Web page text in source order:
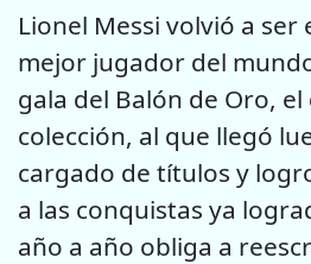
Lionel Messi volvió a ser
mejor jugador del
gala del Balón de Oro,
colección, al que llegó
cargado de títulos y
a las conquistas ya
año a año obliga a